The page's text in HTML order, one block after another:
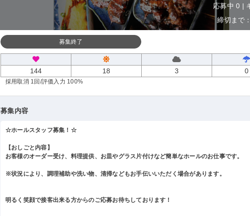
応募中 0 |
締切まで
募集終了
144 18 3 0
採用取消 1回 /評価入力 100%
募集内容
☆ホールスタッフ募集！☆
【おしごと内容】
お客様のオーダー受け、料理提供、お皿やグラス片付けなど簡単なホールのお仕事です。
※状況により、調理補助や洗い物、清掃などもお手伝いいただく場合があります。
明るく笑顔で接客出来る方からのご応募お待ちしております！